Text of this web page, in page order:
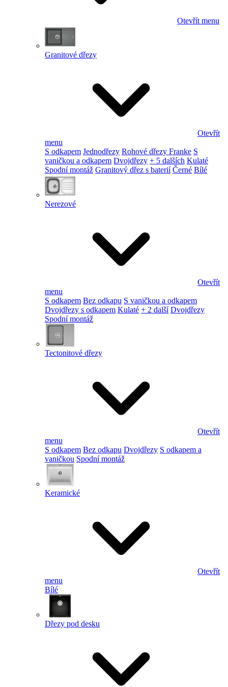
Otevřít menu
Granitové dřezy
Otevřít
menu
S odkapem Jednodřezy Rohové dřezy Franke S
vaničkou a odkapem Dvojdřezy + 5 dalších Kulaté
Spodní montáž Granitový dřez s baterií Černé Bílé
Nerezové
Otevřít
menu
S odkapem Bez odkapu S vaničkou a odkapem
Dvojdřezy s odkapem Kulaté + 2 další Dvojdřezy
Spodní montáž
Tectonitové dřezy
Otevřít
menu
S odkapem Bez odkapu Dvojdřezy S odkapem a
vaničkou Spodní montáž
Keramické
Otevřít
menu
Bílé
Dřezy pod desku